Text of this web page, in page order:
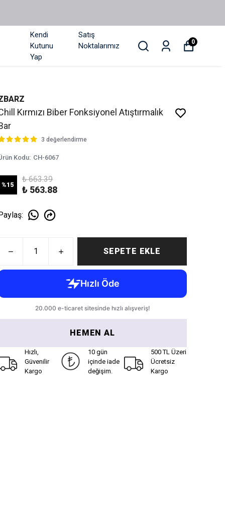
Kendi
Kutunu
Yap
Satış
Noktalarımız
0
Kırmızı Biber Fonksiyonel Atıştırmalık
3 değerlendirme
Kodu: CH-6067
%15
₺ 663.39
₺ 563.88
:
SEPETE EKLE
HEMEN AL
Hızlı,
Güvenilir
Kargo
10 gün
içinde iade
değişim.
500 TL Üzeri
Ücretsiz
Kargo